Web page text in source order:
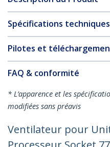
Spécifications techniques
Pilotes et
FAQ & conformité
* L’apparence et les
modifiées sans préavis
Ventilateur pour